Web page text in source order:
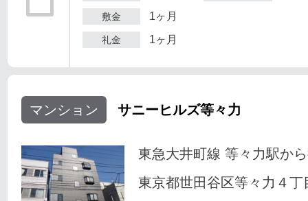
敷金 1ヶ月
礼金 1ヶ月
マンション サニーヒルズ等々力
東急大井町線 等々力駅か
東京都世田谷区等々力４丁